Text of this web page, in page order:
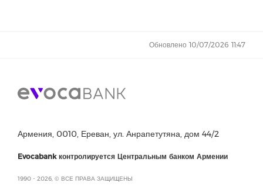
Обновлено 10/07/2026 11:47
Армения, 0010, Ереван, ул. Анрапетутяна, дом 44/2
Evocabank контролируется Центральным банком Армении
1990 - 2026, © ВСЕ ПРАВА ЗАЩИЩЕНЫ